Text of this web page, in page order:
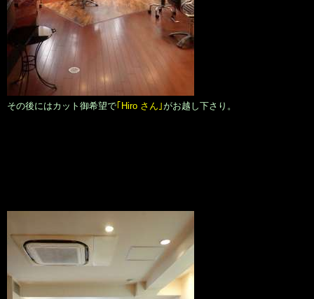
その後にはカット御希望で｢Hiro さん｣がお越し下さり。